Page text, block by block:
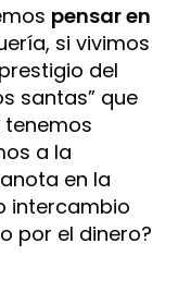
pensar en
si vivimos
del
santas” que
tenemos
a la
en la
intercambio
por el dinero?